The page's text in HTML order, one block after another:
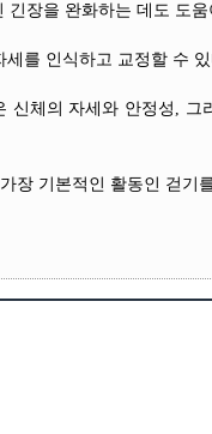
장을 완화하는 데도 도
를 인식하고 교정할 수
체의 자세와 안정성, 그
장 기본적인 활동인 걷기